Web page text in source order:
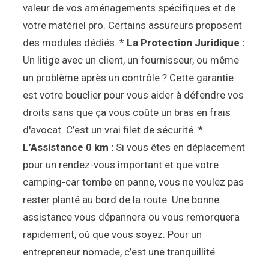
valeur de vos aménagements spécifiques et de
votre matériel pro. Certains assureurs proposent
des modules dédiés. * La Protection Juridique :
Un litige avec un client, un fournisseur, ou même
un problème après un contrôle ? Cette garantie
est votre bouclier pour vous aider à défendre vos
droits sans que ça vous coûte un bras en frais
d'avocat. C’est un vrai filet de sécurité. *
L’Assistance 0 km : Si vous êtes en déplacement
pour un rendez-vous important et que votre
camping-car tombe en panne, vous ne voulez pas
rester planté au bord de la route. Une bonne
assistance vous dépannera ou vous remorquera
rapidement, où que vous soyez. Pour un
entrepreneur nomade, c’est une tranquillité